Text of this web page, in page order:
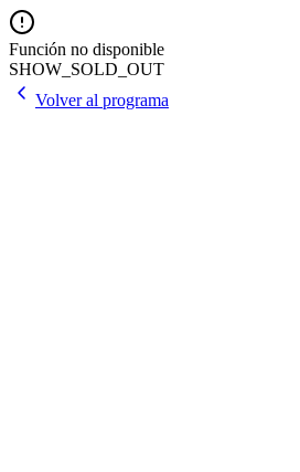
Función no disponible
SHOW_SOLD_OUT
Volver al programa